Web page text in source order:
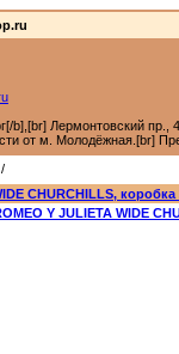
b],[br] Лермонтовский
от м. Молодёжная.[br]
/
CHURCHILLS, коробка
Y JULIETA WIDE